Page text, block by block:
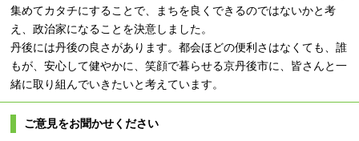
集めてカタチにすることで、まちを良くできるのではないかと考
え、政治家になることを決意しました。
丹後には丹後の良さがあります。都会ほどの便利さはなくても、誰
もが、安心して健やかに、笑顔で暮らせる京丹後市に、皆さんと一
緒に取り組んでいきたいと考えています。
ご意見をお聞かせください